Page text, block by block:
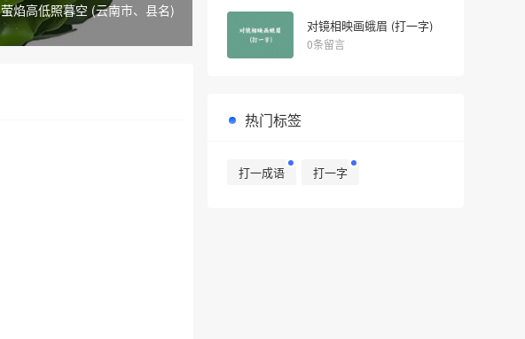
萤焰高低照暮空 (云南市、县名)
对镜相映画蛾眉 (打一字)
0条留言
热门标签
打一成语 打一字